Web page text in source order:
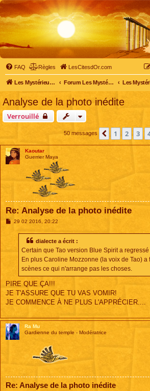
FAQ Règles LesCitesdOr.com
Les Mystérieuses Cités d'Or - LesCitesdOr.com Forum Les Mystérieuses Cités d'Or
Analyse de la photo inédite
Verrouillé
50 messages Précédente
1 2 3
Kaoutar
Guerrier Maya
Re: Analyse de la photo inédite
M29 02 2016, 20:22
dialecte a écrit :
Certain que Tao version Blue Spirit a
En plus Caroline Mozzonne (la voix de Tao)
scènes ce qui n'arrange pas les choses.
PIRE QUE ÇA!!!
JE T'ASSURE QUE TU VAS VOMIR!
JE COMMENCE À NE PLUS L'APPRÉCIER....
Ra Mu
Gardienne du temple - Modératrice
Re: Analyse de la photo inédite